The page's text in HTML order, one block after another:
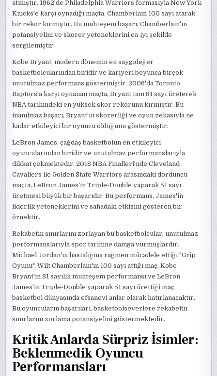
atmıştır. 1962'de Philadelphia Warriors formasıyla New York
Knicks'e karşı oynadığı maçta, Chamberlain 100 sayı atarak
bir rekor kırmıştır. Bu muhteşem başarı, Chamberlain'ın
potansiyelini ve skorer yeteneklerini en iyi şekilde
sergilemiştir.
Kobe Bryant, modern dönemin en saygıdeğer
basketbolcularından biridir ve kariyeri boyunca birçok
unutulmaz performans göstermiştir. 2006'da Toronto
Raptors'a karşı oynanan maçta, Bryant tam 81 sayı üreterek
NBA tarihindeki en yüksek skor rekorunu kırmıştır. Bu
inanılmaz başarı, Bryant'ın skorerliği ve oyun zekasıyla ne
kadar etkileyici bir oyuncu olduğunu göstermiştir.
LeBron James, çağdaş basketbolun en etkileyici
oyuncularından biridir ve unutulmaz performanslarıyla
dikkat çekmektedir. 2018 NBA Finalleri'nde Cleveland
Cavaliers ile Golden State Warriors arasındaki dördüncü
maçta, LeBron James'in Triple-Double yaparak 51 sayı
üretmesi büyük bir başarıdır. Bu performans, James'in
liderlik yeteneklerini ve sahadaki etkisini gösteren bir
örnektir.
Rekabetin sınırlarını zorlayan bu basketbolcular, unutulmaz
performanslarıyla spor tarihine damga vurmuşlardır.
Michael Jordan'ın hastalığına rağmen mücadele ettiği "Grip
Oyunu", Wilt Chamberlain'ın 100 sayı attığı maç, Kobe
Bryant'ın 81 sayılık muhteşem performansı ve LeBron
James'in Triple-Double yaparak 51 sayı ürettiği maç,
basketbol dünyasında efsanevi anlar olarak hatırlanacaktır.
Bu oyuncuların başarıları, basketbolseverlere rekabetin
sınırlarını zorlama potansiyelini göstermektedir.
Kritik Anlarda Sürpriz İsimler:
Beklenmedik Oyuncu
Performansları